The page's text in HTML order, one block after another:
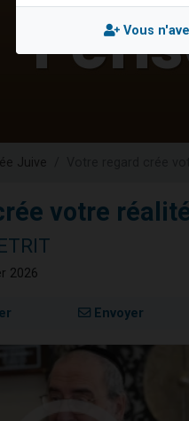
reste 49 places pour étudier en
Juive
votre
2026
Envoyer
Vous